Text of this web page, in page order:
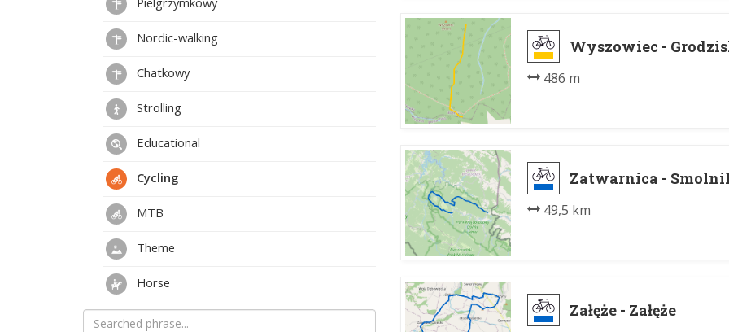
Wyszowiec -
486 m
Zatwarnica -
49,5 km
Załęże - Załęże
Nordic-walking
Chatkowy
Strolling
Educational
Cycling
MTB
Theme
Horse